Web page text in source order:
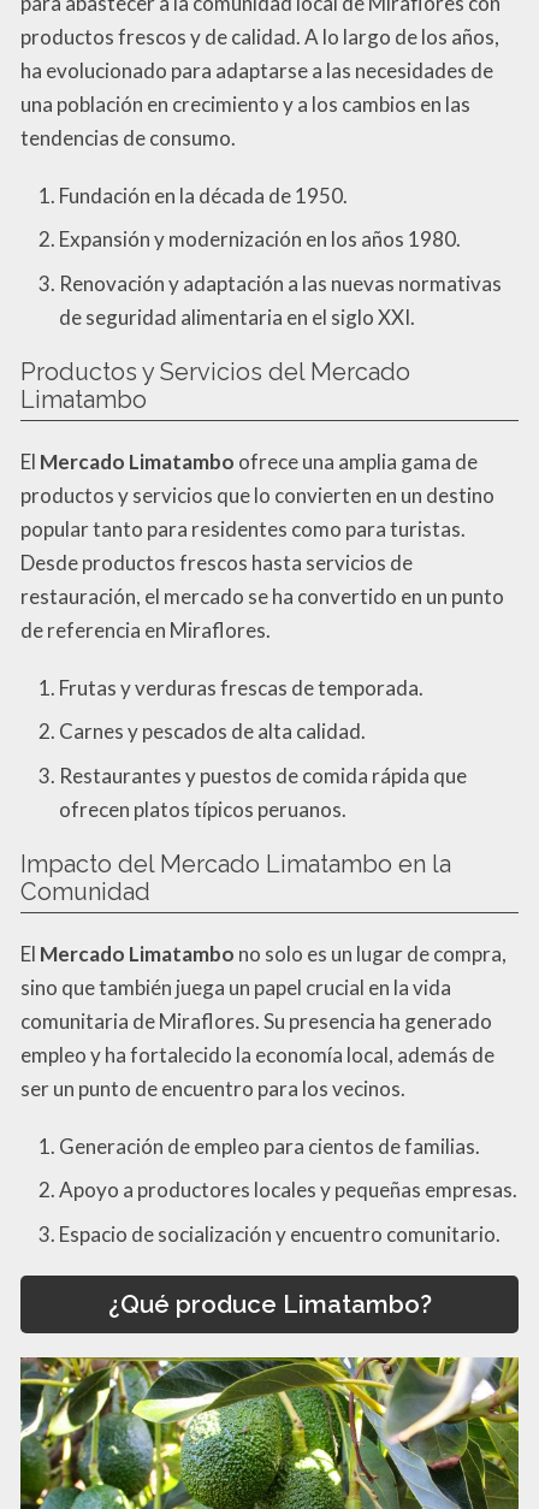
productos frescos y de calidad. A lo largo de los años,
ha evolucionado para adaptarse a las necesidades de
una población en crecimiento y a los cambios en las
tendencias de consumo.
Fundación en la década de 1950.
Expansión y modernización en los años 1980.
Renovación y adaptación a las nuevas normativas
de seguridad alimentaria en el siglo XXI.
Productos y Servicios del Mercado
Limatambo
El Mercado Limatambo ofrece una amplia gama de
productos y servicios que lo convierten en un destino
popular tanto para residentes como para turistas.
Desde productos frescos hasta servicios de
restauración, el mercado se ha convertido en un punto
de referencia en Miraflores.
Frutas y verduras frescas de temporada.
Carnes y pescados de alta calidad.
Restaurantes y puestos de comida rápida que
ofrecen platos típicos peruanos.
Impacto del Mercado Limatambo en la
Comunidad
El Mercado Limatambo no solo es un lugar de compra,
sino que también juega un papel crucial en la vida
comunitaria de Miraflores. Su presencia ha generado
empleo y ha fortalecido la economía local, además de
ser un punto de encuentro para los vecinos.
Generación de empleo para cientos de familias.
Apoyo a productores locales y pequeñas empresas.
Espacio de socialización y encuentro comunitario.
¿Qué produce Limatambo?